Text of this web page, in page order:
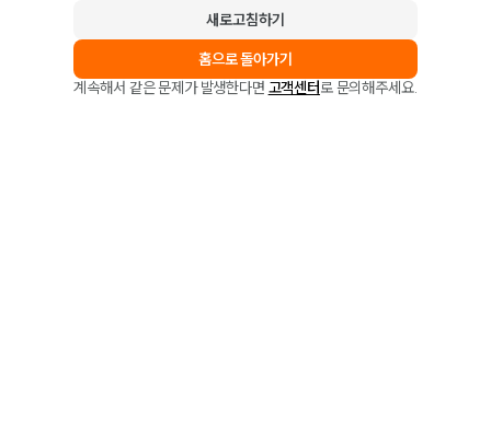
새로고침하기
홈으로 돌아가기
계속해서 같은 문제가 발생한다면 고객센터로 문의해주세요.